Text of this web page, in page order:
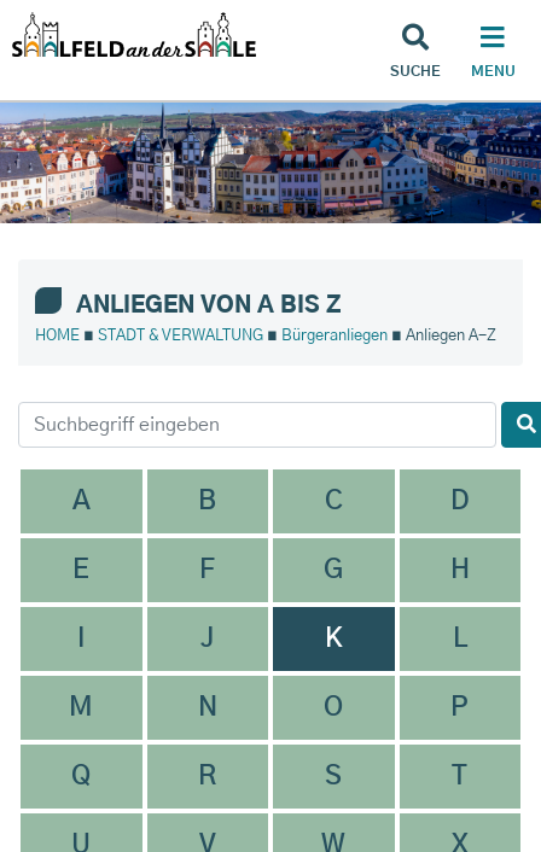
SUCHE MENU
ANLIEGEN VON A BIS Z
HOME ∎ STADT & VERWALTUNG ∎ Bürgeranliegen ∎ Anliegen A-Z
A B C D
E F G H
J K L
M N O P
Q R S
U V W X